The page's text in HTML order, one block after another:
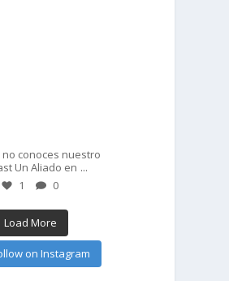
no conoces nuestro
Un Aliado en ...
1 0
Load More
on Instagram